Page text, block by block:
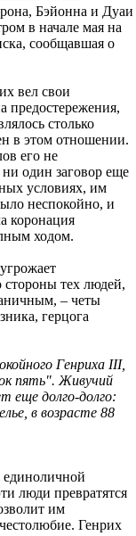
Бэйонна и Дуаи
в начале мая на
сообщавшая о
вел свои
предостережения,
столько
в этом отношении.
его не
один заговор еще
условиях, им
неспокойно, и
коронация
ходом.
стороны тех людей,
– четы
герцога
Генриха III,
пять". Живучий
еще долго-долго:
в возрасте 88
единоличной
люди превратятся
им
Генрих